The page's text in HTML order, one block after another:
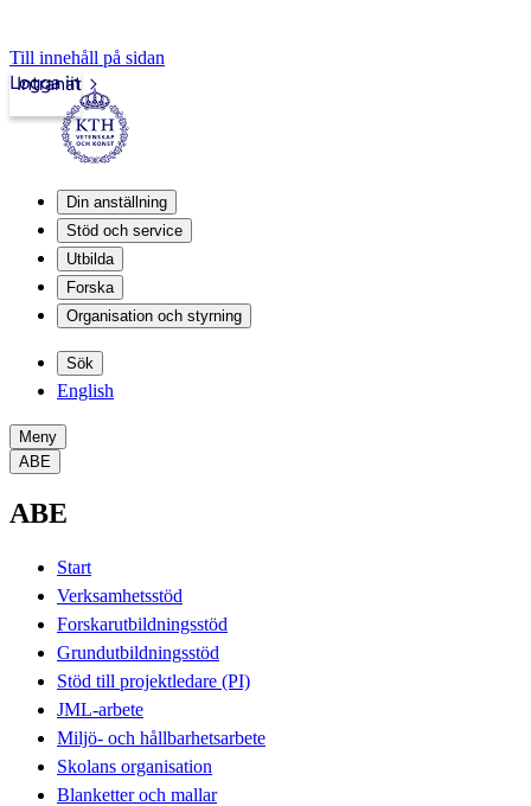
Till innehåll på sidan
Intranät
Logga in
Din anställning
Stöd och service
Utbilda
Forska
Organisation och styrning
Sök
English
Meny
ABE
ABE
Start
Verksamhetsstöd
Forskarutbildningsstöd
Grundutbildningsstöd
Stöd till projektledare (PI)
JML-arbete
Miljö- och hållbarhetsarbete
Skolans organisation
Blanketter och mallar